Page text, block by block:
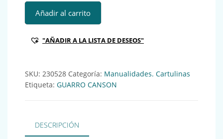
GUA PORTADA CARTULINA DA4 185GR AZUL
Añadir al carrito
"AÑADIR A LA LISTA DE DESEOS"
SKU: 230528 Categoría: Manualidades. Cartulinas
Etiqueta: GUARRO CANSON
DESCRIPCIÓN